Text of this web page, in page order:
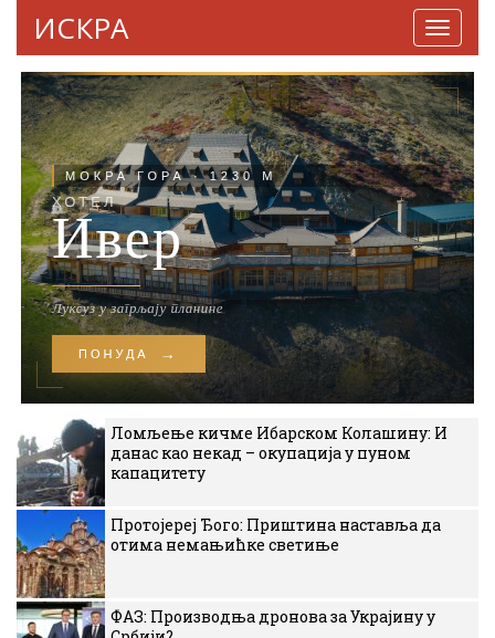
ИСКРА
Ломљење кичме Ибарском Колашину: И
данас као некад – окупација у пуном
капацитету
Протојереј Ђого: Приштина наставља да
отима немањићке светиње
ФАЗ: Производња дронова за Украјину у